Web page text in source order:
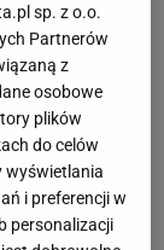
doznał
że Barcelona
. W
się z
kontrakt z
sp. z o.o.
Partnerów
z
osobowe
plików
do celów
wyświetlania
i preferencji w
personalizacji